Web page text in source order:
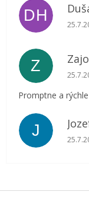
DH
Z Zajo
Promptne a
J
Z